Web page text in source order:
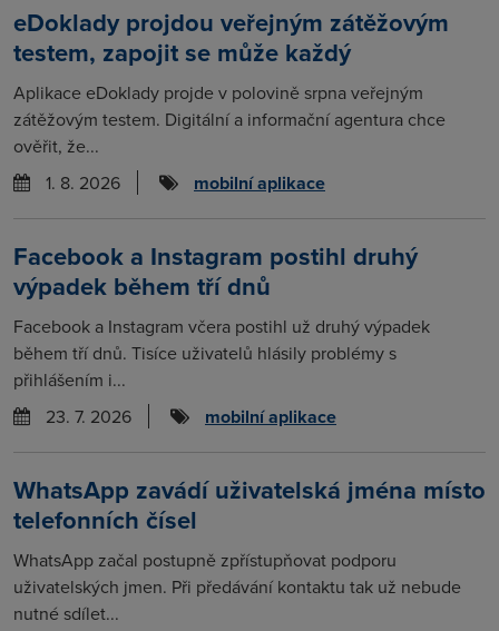
eDoklady projdou veřejným zátěžovým
testem, zapojit se může každý
Aplikace eDoklady projde v polovině srpna veřejným
zátěžovým testem. Digitální a informační agentura chce
ověřit, že...
1. 8. 2026
mobilní aplikace
Facebook a Instagram postihl druhý
výpadek během tří dnů
Facebook a Instagram včera postihl už druhý výpadek
během tří dnů. Tisíce uživatelů hlásily problémy s
přihlášením i...
23. 7. 2026
mobilní aplikace
WhatsApp zavádí uživatelská jména místo
telefonních čísel
WhatsApp začal postupně zpřístupňovat podporu
uživatelských jmen. Při předávání kontaktu tak už nebude
nutné sdílet...